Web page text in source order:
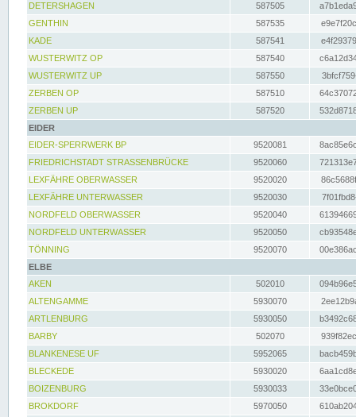
DETERSHAGEN
587505
GENTHIN
587535
KADE
587541
WUSTERWITZ OP
587540
WUSTERWITZ UP
587550
ZERBEN OP
587510
ZERBEN UP
587520
EIDER
EIDER-SPERRWERK BP
9520081
FRIEDRICHSTADT STRASSENBRÜCKE
9520060
LEXFÄHRE OBERWASSER
9520020
LEXFÄHRE UNTERWASSER
9520030
NORDFELD OBERWASSER
9520040
NORDFELD UNTERWASSER
9520050
TÖNNING
9520070
ELBE
AKEN
502010
ALTENGAMME
5930070
ARTLENBURG
5930050
BARBY
502070
BLANKENESE UF
5952065
BLECKEDE
5930020
BOIZENBURG
5930033
BROKDORF
5970050